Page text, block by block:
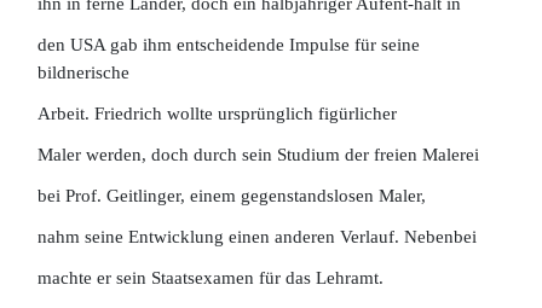
ihn in ferne Länder, doch ein halbjähriger Aufent-halt in
den USA gab ihm entscheidende Impulse für seine
bildnerische
Arbeit. Friedrich wollte ursprünglich figürlicher
Maler werden, doch durch sein Studium der freien Malerei
bei Prof. Geitlinger, einem gegenstandslosen Maler,
nahm seine Entwicklung einen anderen Verlauf. Nebenbei
machte er sein Staatsexamen für das Lehramt.